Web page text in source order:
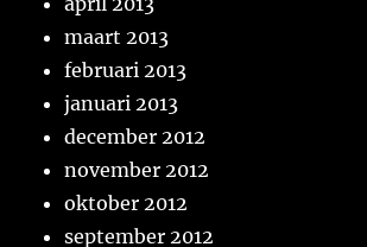
maart 2013
februari 2013
januari 2013
december 2012
november 2012
oktober 2012
september 2012